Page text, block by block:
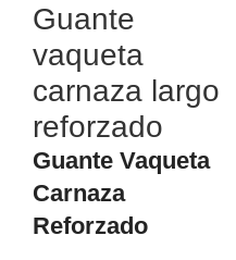
Guante
vaqueta
carnaza largo
reforzado
Guante Vaqueta
Carnaza
Reforzado